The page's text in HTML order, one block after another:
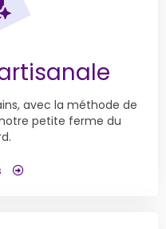
avec la méthode de
petite ferme du